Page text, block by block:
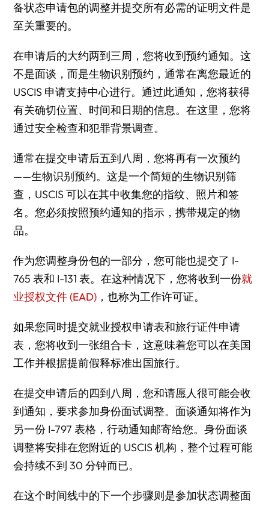
备状态申请包的调整并提交所有必需的证明文件是
至关重要的。
在申请后的大约两到三周，您将收到预约通知。这
不是面谈，而是生物识别预约，通常在离您最近的
USCIS 申请支持中心进行。通过此通知，您将获得
有关确切位置、时间和日期的信息。在这里，您将
通过安全检查和犯罪背景调查。
通常在提交申请后五到八周，您将再有一次预约
——生物识别预约。这是一个简短的生物识别筛
查，USCIS 可以在其中收集您的指纹、照片和签
名。您必须按照预约通知的指示，携带规定的物
品。
作为您调整身份包的一部分，您可能也提交了 I-
765 表和 I-131 表。在这种情况下，您将收到一份就
业授权文件 (EAD) ，也称为工作许可证。
如果您同时提交就业授权申请表和旅行证件申请
表，您将收到一张组合卡，这意味着您可以在美国
工作并根据提前假释标准出国旅行。
在提交申请后的四到八周，您和请愿人很可能会收
到通知，要求参加身份面试调整。面谈通知将作为
另一份 I-797 表格，行动通知邮寄给您。身份面谈
调整将安排在您附近的 USCIS 机构，整个过程可能
会持续不到 30 分钟而已。
在这个时间线中的下一个步骤则是参加状态调整面